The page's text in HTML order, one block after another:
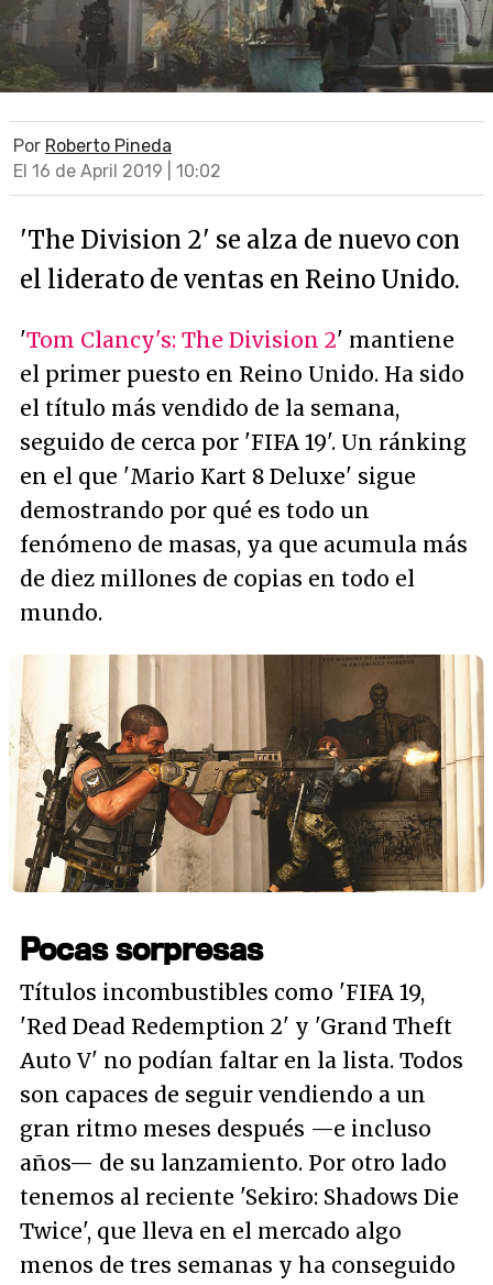
Por Roberto Pineda
El 16 de April 2019 | 10:02
'The Division 2' se alza de nuevo con
el liderato de ventas en Reino Unido.
'Tom Clancy's: The Division 2' mantiene
el primer puesto en Reino Unido. Ha sido
el título más vendido de la semana,
seguido de cerca por 'FIFA 19'. Un ránking
en el que 'Mario Kart 8 Deluxe' sigue
demostrando por qué es todo un
fenómeno de masas, ya que acumula más
de diez millones de copias en todo el
mundo.
Pocas sorpresas
Títulos incombustibles como 'FIFA 19,
'Red Dead Redemption 2' y 'Grand Theft
Auto V' no podían faltar en la lista. Todos
son capaces de seguir vendiendo a un
gran ritmo meses después —e incluso
años— de su lanzamiento. Por otro lado
tenemos al reciente 'Sekiro: Shadows Die
Twice', que lleva en el mercado algo
menos de tres semanas y ha conseguido